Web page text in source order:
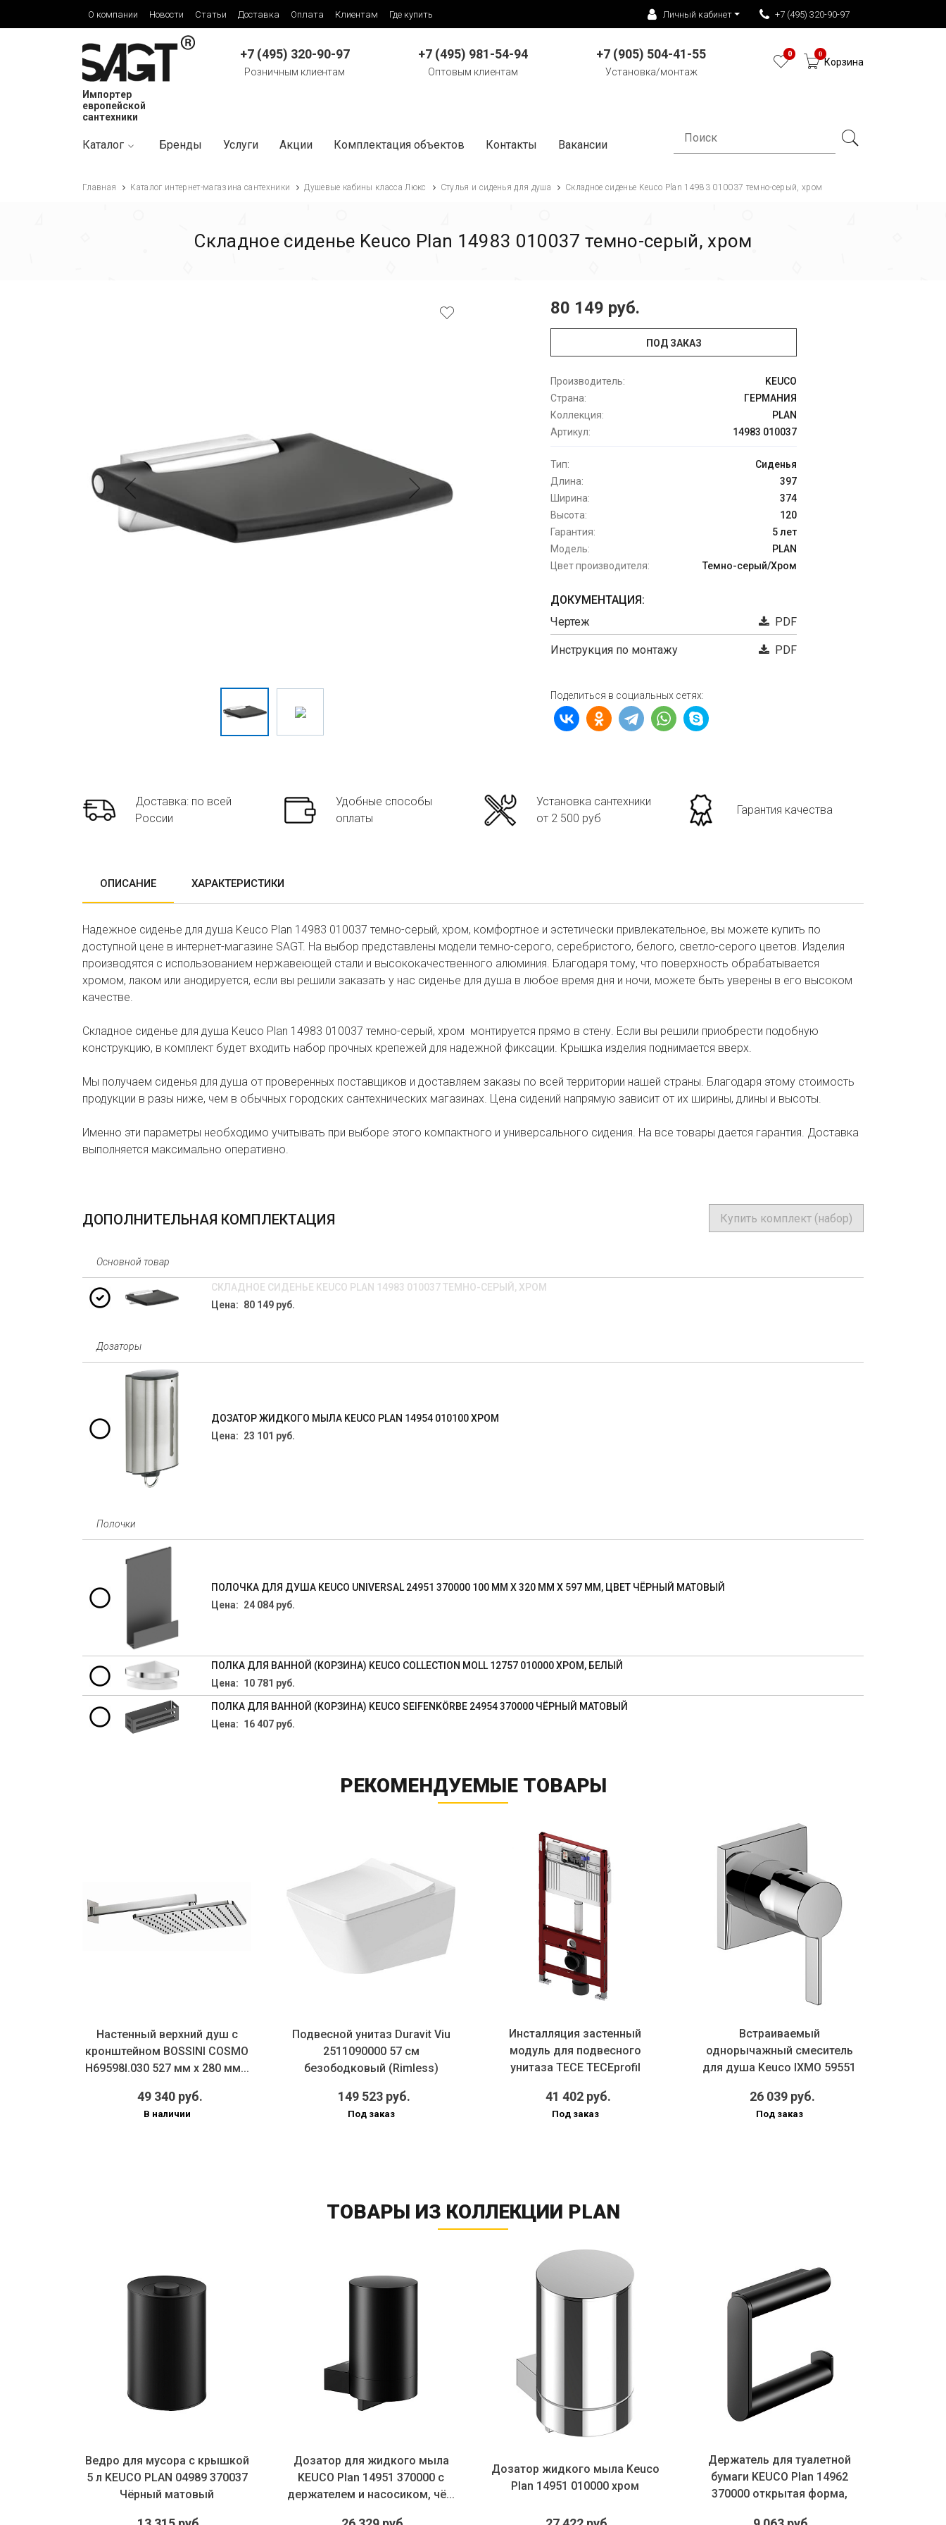
О компании Новости Статьи Доставка Оплата Клиентам Где купить Личный кабинет +7 (495) 320-90-97
Импортер
европейской
сантехники
+7 (495) 320-90-97
Розничным клиентам
+7 (495) 981-54-94
Оптовым клиентам
+7 (905) 504-41-55
Установка/монтаж
0 0
Корзина
Каталог Бренды Услуги Акции Комплектация объектов Контакты Вакансии
Главная Каталог интернет-магазина сантехники Душевые кабины класса Люкс Стулья и сиденья для душа Складное сиденье Keuco Plan 14983 010037 темно-серый, хром
Складное сиденье Keuco Plan 14983 010037 темно-серый, хром
80 149 руб.
ПОД ЗАКАЗ
Производитель:
KEUCO
Страна:
ГЕРМАНИЯ
Коллекция:
PLAN
Артикул:
14983 010037
Тип:
Сиденья
Длина:
397
Ширина:
374
Высота:
120
Гарантия:
5 лет
Модель:
PLAN
Цвет производителя:
Темно-серый/Хром
ДОКУМЕНТАЦИЯ:
Чертеж
PDF
Инструкция по монтажу PDF
Поделиться в социальных сетях:
Доставка: по всей
России
Удобные способы
оплаты
Установка сантехники
от 2 500 руб
Гарантия качества
ОПИСАНИЕ ХАРАКТЕРИСТИКИ
Надежное сиденье для душа Keuco Plan 14983 010037 темно-серый, хром, комфортное и эстетически привлекательное, вы можете купить по
доступной цене в интернет-магазине SAGT. На выбор представлены модели темно-серого, серебристого, белого, светло-серого цветов. Изделия
производятся с использованием нержавеющей стали и высококачественного алюминия. Благодаря тому, что поверхность обрабатывается
хромом, лаком или анодируется, если вы решили заказать у нас сиденье для душа в любое время дня и ночи, можете быть уверены в его высоком
качестве.
Складное сиденье для душа Keuco Plan 14983 010037 темно-серый, хром монтируется прямо в стену. Если вы решили приобрести подобную
конструкцию, в комплект будет входить набор прочных крепежей для надежной фиксации. Крышка изделия поднимается вверх.
Мы получаем сиденья для душа от проверенных поставщиков и доставляем заказы по всей территории нашей страны. Благодаря этому стоимость
продукции в разы ниже, чем в обычных городских сантехнических магазинах. Цена сидений напрямую зависит от их ширины, длины и высоты.
Именно эти параметры необходимо учитывать при выборе этого компактного и универсального сидения. На все товары дается гарантия. Доставка
выполняется максимально оперативно.
ДОПОЛНИТЕЛЬНАЯ КОМПЛЕКТАЦИЯ Купить комплект (набор)
Основной товар
СКЛАДНОЕ СИДЕНЬЕ KEUCO PLAN 14983 010037 ТЕМНО-СЕРЫЙ, ХРОМ
Цена: 80 149 руб.
Дозаторы
ДОЗАТОР ЖИДКОГО МЫЛА KEUCO PLAN 14954 010100 ХРОМ
Цена: 23 101 руб.
Полочки
ПОЛОЧКА ДЛЯ ДУША KEUCO UNIVERSAL 24951 370000 100 ММ Х 320 ММ Х 597 ММ, ЦВЕТ ЧЁРНЫЙ МАТОВЫЙ
Цена: 24 084 руб.
ПОЛКА ДЛЯ ВАННОЙ (КОРЗИНА) KEUCO COLLECTION MOLL 12757 010000 ХРОМ, БЕЛЫЙ
Цена: 10 781 руб.
ПОЛКА ДЛЯ ВАННОЙ (КОРЗИНА) KEUCO SEIFENKÖRBE 24954 370000 ЧЁРНЫЙ МАТОВЫЙ
Цена: 16 407 руб.
РЕКОМЕНДУЕМЫЕ ТОВАРЫ
Настенный верхний душ с
кронштейном BOSSINI COSMO
H69598I.030 527 мм х 280 мм...
49 340 руб.
В наличии
Подвесной унитаз Duravit Viu
2511090000 57 см
безободковый (Rimless)
149 523 руб.
Под заказ
Инсталляция застенный
модуль для подвесного
унитаза TECE TECEprofil
41 402 руб.
Под заказ
Встраиваемый
однорычажный смеситель
для душа Keuco IXMO 59551
26 039 руб.
Под заказ
ТОВАРЫ ИЗ КОЛЛЕКЦИИ PLAN
Ведро для мусора с крышкой
5 л KEUCO PLAN 04989 370037
Чёрный матовый
Дозатор для жидкого мыла
KEUCO Plan 14951 370000 с
держателем и насосиком, чё...
Дозатор жидкого мыла Keuco
Plan 14951 010000 хром
Держатель для туалетной
бумаги KEUCO Plan 14962
370000 открытая форма,